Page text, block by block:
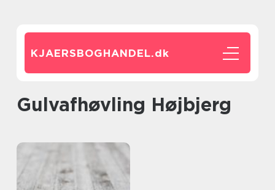
KJAERSBOGHANDEL.dk
Gulvafhøvling Højbjerg